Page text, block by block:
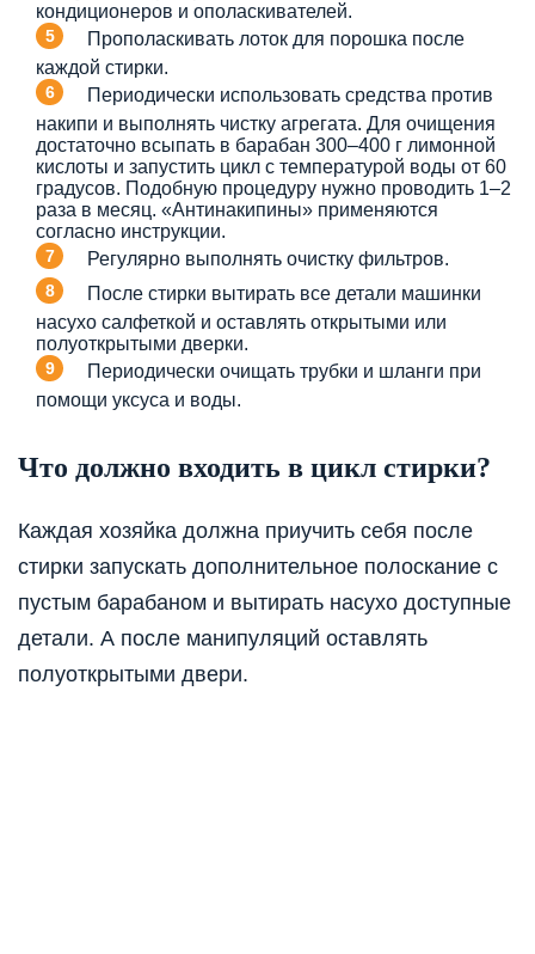
кондиционеров и ополаскивателей.
Прополаскивать лоток для порошка после
каждой стирки.
Периодически использовать средства против
накипи и выполнять чистку агрегата. Для очищения
достаточно всыпать в барабан 300–400 г лимонной
кислоты и запустить цикл с температурой воды от 60
градусов. Подобную процедуру нужно проводить 1–2
раза в месяц. «Антинакипины» применяются
согласно инструкции.
Регулярно выполнять очистку фильтров.
После стирки вытирать все детали машинки
насухо салфеткой и оставлять открытыми или
полуоткрытыми дверки.
Периодически очищать трубки и шланги при
помощи уксуса и воды.
Что должно входить в цикл стирки?
Каждая хозяйка должна приучить себя после
стирки запускать дополнительное полоскание с
пустым барабаном и вытирать насухо доступные
детали. А после манипуляций оставлять
полуоткрытыми двери.